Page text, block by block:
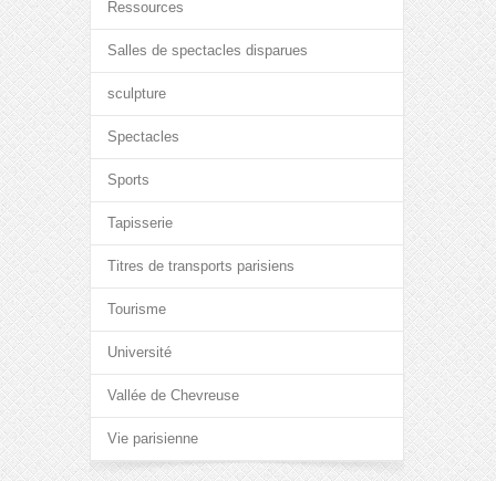
Ressources
Salles de spectacles disparues
sculpture
Spectacles
Sports
Tapisserie
Titres de transports parisiens
Tourisme
Université
Vallée de Chevreuse
Vie parisienne